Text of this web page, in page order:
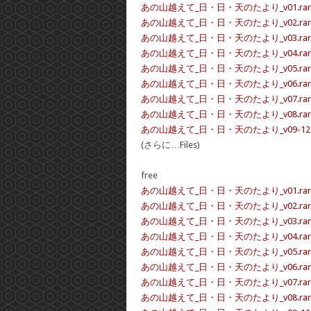
あの山越えて_日・日・天のたより_v01.rar
あの山越えて_日・日・天のたより_v02.rar
あの山越えて_日・日・天のたより_v03.rar
あの山越えて_日・日・天のたより_v04.rar
あの山越えて_日・日・天のたより_v05.rar
あの山越えて_日・日・天のたより_v06.rar
あの山越えて_日・日・天のたより_v07.rar
あの山越えて_日・日・天のたより_v08.rar
あの山越えて_日・日・天のたより_v09-
(さらに…Files)
free
あの山越えて_日・日・天のたより
あの山越えて_日・日・天のたより
あの山越えて_日・日・天のたより
あの山越えて_日・日・天のたより
あの山越えて_日・日・天のたより
あの山越えて_日・日・天のたより
あの山越えて_日・日・天のたより
あの山越えて_日・日・天のたより